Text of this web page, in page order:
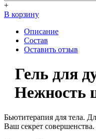
+
В корзину
Описание
Состав
Оставить отзыв
Гель для
Нежность
Бьютитерапия для тела.
Ваш секрет совершенства.